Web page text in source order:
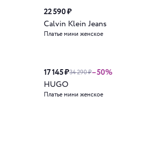
22 590 ₽
Calvin Klein Jeans
Платье мини женское
17 145 ₽34 290 ₽–50%
HUGO
Платье мини женское